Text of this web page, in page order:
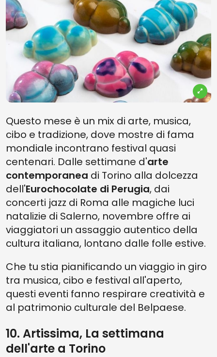
Questo mese è un mix di arte, musica,
cibo e tradizione, dove mostre di fama
mondiale incontrano festival quasi
centenari. Dalle settimane d'arte
contemporanea di Torino alla dolcezza
dell'Eurochocolate di Perugia, dai
concerti jazz di Roma alle magiche luci
natalizie di Salerno, novembre offre ai
viaggiatori un assaggio autentico della
cultura italiana, lontano dalle folle estive.
Che tu stia pianificando un viaggio in giro
tra musica, cibo e festival all'aperto,
questi eventi fanno respirare creatività e
al patrimonio culturale del Belpaese.
10. Artissima, La settimana
dell'arte a Torino